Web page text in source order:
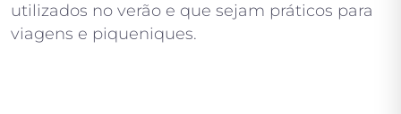
utilizados no verão e que sejam práticos para
viagens e piqueniques.